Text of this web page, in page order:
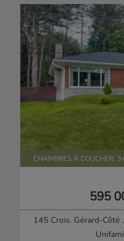
CHAMBRES À COUCHER:
595
145 Crois. Gérard-Côté